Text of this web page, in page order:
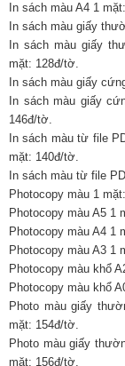
In sách màu A4 1
In sách màu giấy
In sách màu giấy
mặt: 128đ/tờ.
In sách màu giấy
In sách màu giấy
146đ/tờ.
In sách màu từ file
mặt: 140đ/tờ.
In sách màu từ file
Photocopy màu 1
Photocopy màu A5 1
Photocopy màu A4 1
Photocopy màu A3 1
Photocopy màu khổ
Photocopy màu khổ
Photo màu giấy
mặt: 154đ/tờ.
Photo màu giấy
mặt: 156đ/tờ.